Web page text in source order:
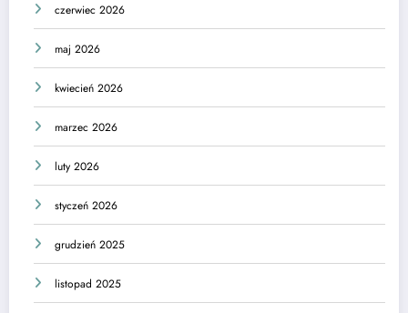
czerwiec 2026
maj 2026
kwiecień 2026
marzec 2026
luty 2026
styczeń 2026
grudzień 2025
listopad 2025